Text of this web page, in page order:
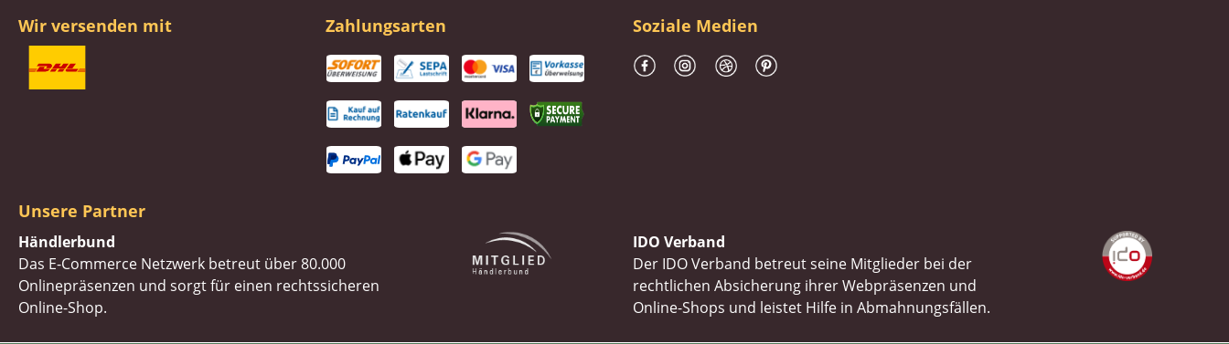
Wir versenden mit Zahlungsarten Soziale Medien
Unsere Partner
Händlerbund
Das E-Commerce Netzwerk betreut über 80.000
Onlinepräsenzen und sorgt für einen rechtssicheren
Online-Shop.
IDO Verband
Der IDO Verband betreut seine Mitglieder bei der
rechtlichen Absicherung ihrer Webpräsenzen und
Online-Shops und leistet Hilfe in Abmahnungsfällen.